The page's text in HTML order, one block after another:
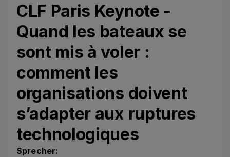
CLF Paris Keynote -
Quand les bateaux se
sont mis à voler :
comment les
organisations doivent
s’adapter aux ruptures
technologiques
Sprecher: